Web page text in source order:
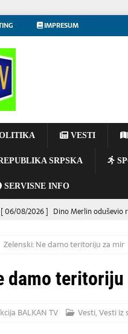
IMPRESUM
VESTI
SRPSKA
SERVISNE INFO
[ 06/08/2026 ] Dino Merlin oduševio
[ 05/08/2026 ] NOVOSADSKA
[ 05/08/2026 ]
Ukratko: Šta se zna o
UPOZORENJE
IZAZVATI KATASTROFALAN POŽAR
Zelenski: Ne damo teritoriju za mir
damo teritoriju
BALKAN TV Vesti,Vesti iz